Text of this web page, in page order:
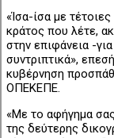
«Ίσα-ίσα με
κράτος που λέτε,
στην επιφάνεια -
συντριπτικά»,
κυβέρνηση
ΟΠΕΚΕΠΕ.
«Με το αφήγημα
της δεύτερης